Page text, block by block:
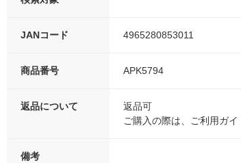
JANコード 4965280853011
商品番号 APK5794
返品について
返品可
ご購入の際は、ご利用ガ
備考